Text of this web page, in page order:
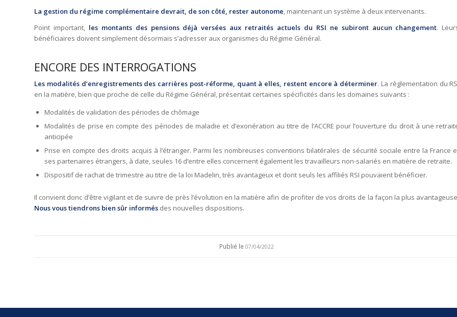
La gestion du régime complémentaire devrait, de son côté, rester autonome, maintenant un système à deux intervenants.
Point important, les montants des pensions déjà versées aux retraités actuels du RSI ne subiront aucun changement.
bénéficiaires doivent simplement désormais s’adresser aux organismes du Régime Général.
ENCORE DES INTERROGATIONS
Les modalités d’enregistrements des carrières post-réforme, quant à elles, restent encore à déterminer. La règlementation du
en la matière, bien que proche de celle du Régime Général, présentait certaines spécificités dans les domaines suivants :
Modalités de validation des périodes de chômage
Modalités de prise en compte des périodes de maladie et d’exonération au titre de l’ACCRE pour l’ouverture du droit à une
anticipée
Prise en compte des droits acquis à l’étranger. Parmi les nombreuses conventions bilatérales de sécurité sociale entre la France
ses partenaires étrangers, à date, seules 16 d’entre elles concernent également les travailleurs non-salariés en matière de retraite.
Dispositif de rachat de trimestre au titre de la loi Madelin, très avantageux et dont seuls les affiliés RSI pouvaient bénéficier.
Il convient donc d’être vigilant et de suivre de près l’évolution en la matière afin de profiter de vos droits de la façon la plus
Nous vous tiendrons bien sûr informés des nouvelles dispositions.
Publié le07/04/2022